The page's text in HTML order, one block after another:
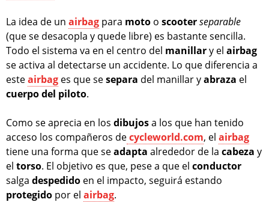
La idea de un airbag para moto o scooterseparable
(que se desacopla y quede libre) es bastante sencilla.
Todo el sistema va en el centro del manillary el airbag
se activa al detectarse un accidente. Lo que diferencia a
esteairbag es que sesepara del manillar yabraza el
cuerpo del piloto.
Como se aprecia en los dibujosa los que han tenido
acceso los compañeros decycleworld.com, el airbag
tiene una forma que seadapta alrededor de la cabeza y
el torso. El objetivo es que, pese a que el conductor
salga despedido en el impacto, seguirá estando
protegido por el airbag.